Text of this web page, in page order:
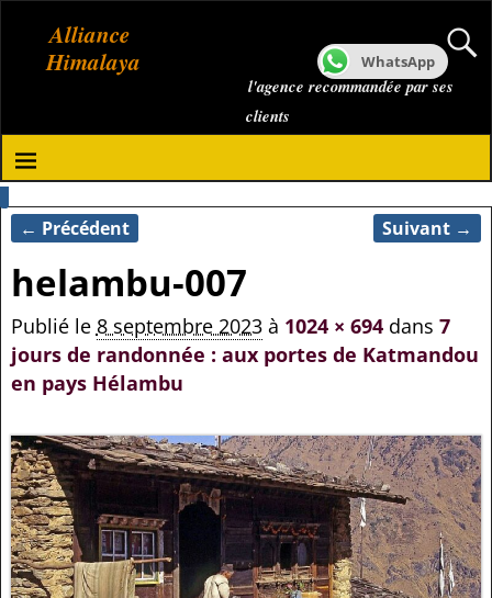
Alliance
Himalaya
l'agence recommandée par ses
clients
Navigation des images
← Précédent Suivant →
helambu-007
Publié le 8 septembre 2023à 1024 × 694dans 7
jours de randonnée : aux portes de Katmandou
en pays Hélambu
WhatsApp